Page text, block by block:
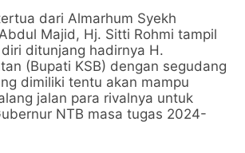
dari Almarhum Syekh
Majid, Hj. Sitti Rohmi tampil
ditunjang hadirnya H.
(Bupati KSB) dengan segudang
dimiliki tentu akan mampu
jalan para rivalnya untuk
NTB masa tugas 2024-